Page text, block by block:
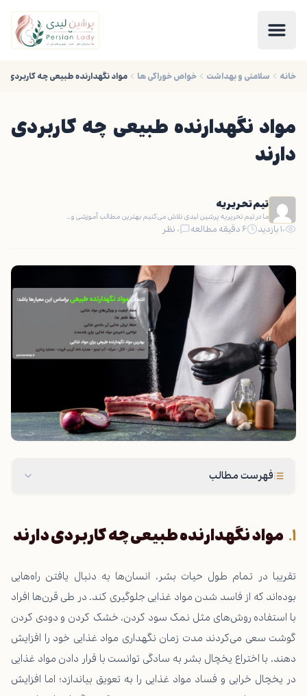
خانه سلامتی و بهداشت خواص خوراکی ها مواد نگهدارنده طبیعی چه کاربردی
مواد نگهدارنده طبیعی چه کاربردی
دارند
تیم تحریریه
ما در تیم تحریریه پرشین لیدی تلاش می‌کنیم بهترین مطالب آموزشی و…
۱۰ بازدید ۶ دقیقه مطالعه ۰ نظر
فهرست مطالب
مواد نگهدارنده طبیعی چه کاربردی دارند
تقریبا در تمام طول حیات بشر، انسان‌ها به دنبال یافتن راه‌هایی
بوده‌اند که از فاسد شدن مواد غذایی جلوگیری کند. در طی قرن‌ها افراد
با استفاده روش‌های مثل نمک سود کردن، خشک کردن و دودی کردن
گوشت سعی می‌کردند مدت زمان نگهداری مواد غذایی خود را افزایش
دهند. با اختراع یخچال بشر به سادگی توانست با قرار دادن مواد غذایی
در یخچال خرابی و فساد مواد غذایی را به تعویق بیاندازد؛ اما افزایش